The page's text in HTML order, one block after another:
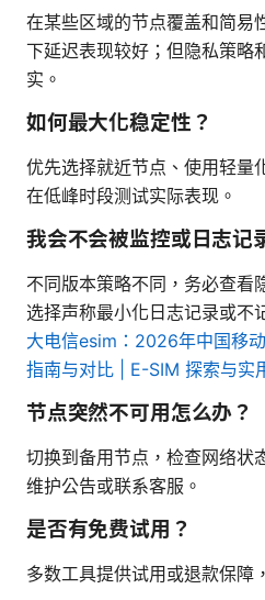
在某些区域的节点覆盖和简易
下延迟表现较好；但隐私策略
实。
如何最大化稳定性？
优先选择就近节点、使用轻量
在低峰时段测试实际表现。
我会不会被监控或日志记
不同版本策略不同，务必查看
选择声称最小化日志记录或不
大电信esim：2026年中国移
指南与对比 | E-SIM 探索与实
节点突然不可用怎么办？
切换到备用节点，检查网络状
维护公告或联系客服。
是否有免费试用？
多数工具提供试用或退款保障